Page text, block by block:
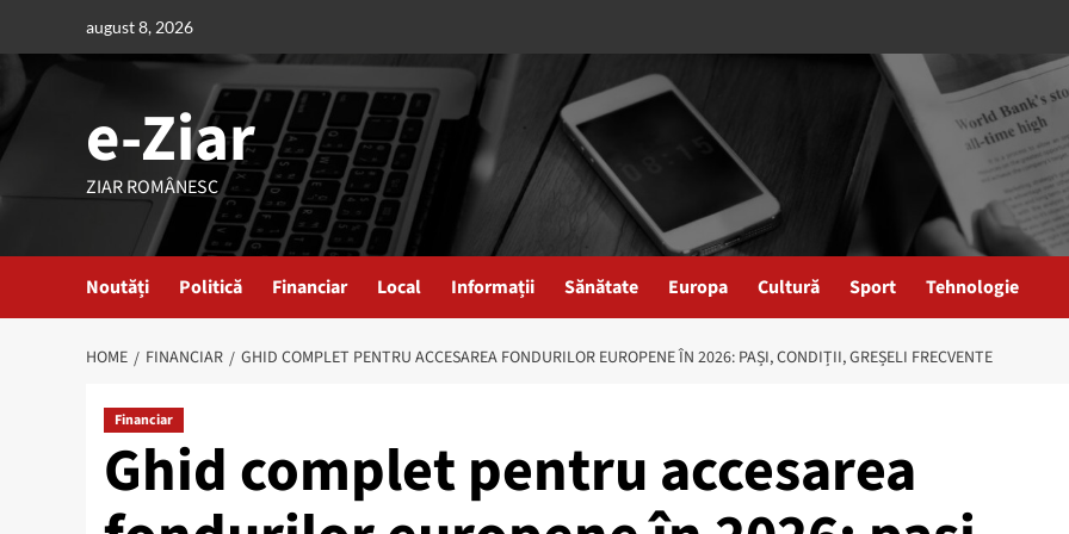
content
august 8, 2026
e-Ziar
ZIAR ROMÂNESC
Noutăți Politică Financiar Local Informații Sănătate Europa Cultură Sport Tehnologie
HOME FINANCIAR GHID COMPLET PENTRU ACCESAREA FONDURILOR EUROPENE ÎN 2026: PAȘI, CONDIȚII, GREȘELI FRECVENTE
Financiar
Ghid complet pentru accesarea